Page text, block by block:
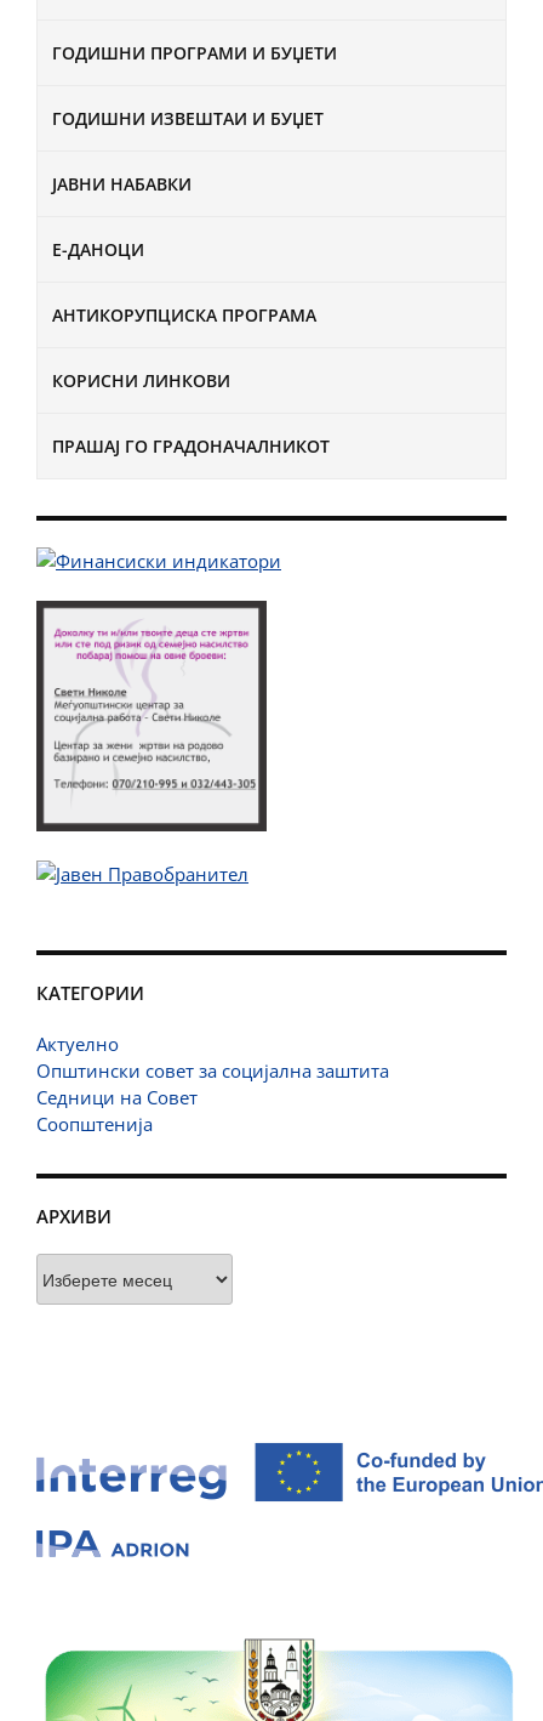
ГОДИШНИ ПРОГРАМИ И БУЏЕТИ
ГОДИШНИ ИЗВЕШТАИ И БУЏЕТ
ЈАВНИ НАБАВКИ
Е-ДАНОЦИ
АНТИКОРУПЦИСКА ПРОГРАМА
КОРИСНИ ЛИНКОВИ
ПРАШАЈ ГО ГРАДОНАЧАЛНИКОТ
КАТЕГОРИИ
Актуелно
Општински совет за социјална заштита
Седници на Совет
Соопштенија
АРХИВИ